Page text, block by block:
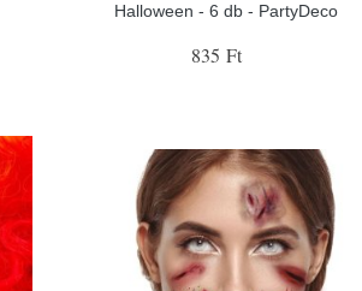
Halloween - 6 db - PartyDeco
835 Ft